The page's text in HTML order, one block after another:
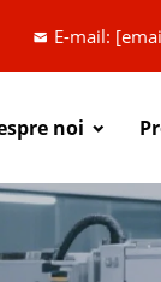
E-mail:
noi